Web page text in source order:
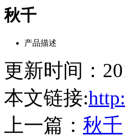
秋千
产品描述
更新时间：
本文链接:
上一篇： 秋千